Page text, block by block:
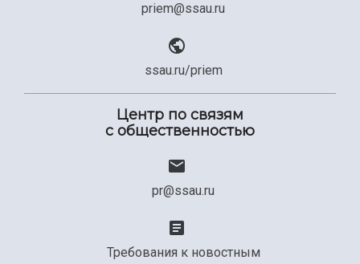
priem@ssau.ru
ssau.ru/priem
Центр по связям
с общественностью
pr@ssau.ru
Требования к новостным